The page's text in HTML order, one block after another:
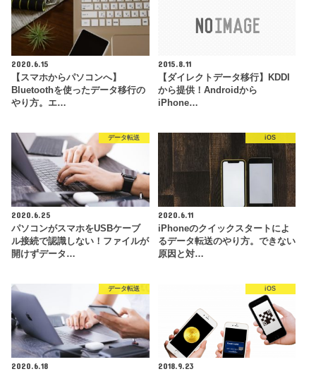
2020.6.15
【スマホからパソコンへ】
Bluetoothを使ったデータ移行の
やり方。エ…
2015.8.11
【ダイレクトデータ移行】KDDI
から提供！Androidから
iPhone…
データ転送
2020.6.25
パソコンがスマホをUSBケーブ
ル接続で認識しない！ファイルが
開けずデータ…
iOS
2020.6.11
iPhoneのクイックスタートによ
るデータ転送のやり方。できない
原因と対…
データ転送
2020.6.18
iOS
2018.9.23